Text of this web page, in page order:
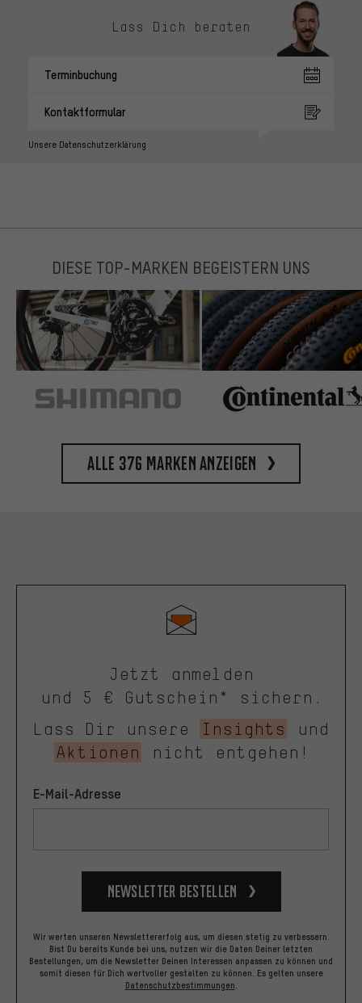
Lass Dich beraten
Terminbuchung
Kontaktformular
Unsere Datenschutzerklärung
DIESE TOP-MARKEN BEGEISTERN UNS
Alle 376 Marken anzeigen
Jetzt anmelden
und 5 € Gutschein* sichern.
Lass Dir unsere
Insights
und
Aktionen
nicht entgehen!
E-Mail-Adresse
Newsletter bestellen
Wir werten unseren Newslettererfolg aus, um diesen stetig zu verbessern.
Bist Du bereits Kunde bei uns, nutzen wir die Daten Deiner letzten
Bestellungen, um die Newsletter Deinen Interessen anpassen zu können und
somit diesen für Dich wertvoller gestalten zu können. Es gelten unsere
Datenschutzbestimmungen